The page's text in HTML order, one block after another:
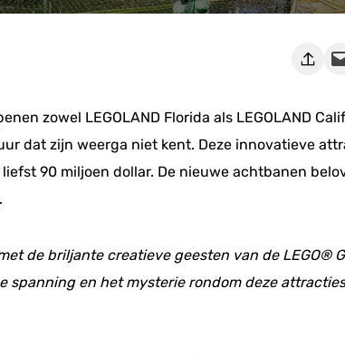
Deze pagina e-mailen
zowel LEGOLAND Florida als LEGOLAND
dat zijn weerga niet kent. Deze innovatieve
90 miljoen dollar. De nieuwe achtbanen
de briljante creatieve geesten van de LEGO®
spanning en het mysterie rondom deze